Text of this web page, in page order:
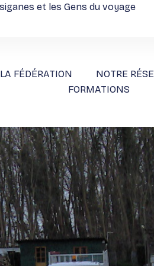
et les Gens du voyage
LA FÉDÉRATION NOTRE
FORMATIONS